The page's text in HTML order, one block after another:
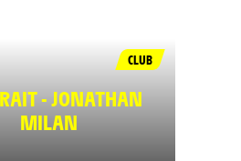
CLUB
- JONATHAN
MILAN